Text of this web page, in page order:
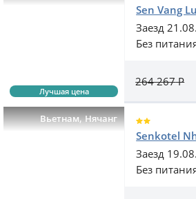
Лучшая цена
Sen Vang
Заезд
Без
264 267Р
Вьетнам,Нячанг
Senkotel
Заезд
Без